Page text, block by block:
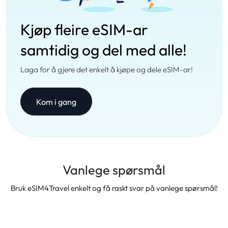
Kjøp fleire eSIM-ar
samtidig og del med alle!
Laga for å gjere det enkelt å kjøpe og dele eSIM-ar!
Kom i gang
Vanlege spørsmål
Bruk eSIM4Travel enkelt og få raskt svar på vanlege spørsmål!